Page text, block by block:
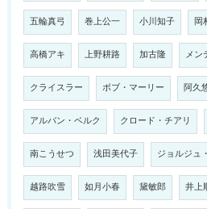
五輪真弓 巻上公一 小川知子 岡
高橋アキ 上野耕路 加古隆 メン
クライスラー ボブ・マーリー 阿久
アルバン・ベルク クロード・チアリ
南こうせつ 浅田美代子 ジョルジュ
越路吹雪 如月小春 黛敏郎 井上